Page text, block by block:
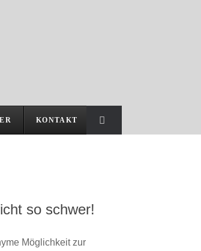
KONTAKT
so schwer!
Möglichkeit zur